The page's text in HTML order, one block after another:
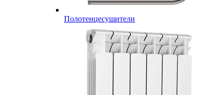
Полотенцесушители